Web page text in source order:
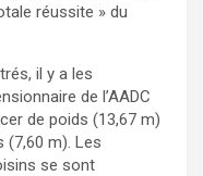
réussite » du
il y a les
de l’AADC
de poids (13,67 m)
(7,60 m). Les
se sont